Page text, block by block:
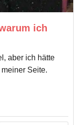
ich
aber ich hätte
Seite.